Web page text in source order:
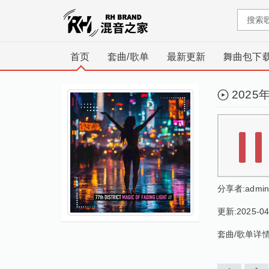
首页 套曲/歌单 最新更新 舞曲包下
2025
分享者:admin
更新:2025-
套曲/歌单详